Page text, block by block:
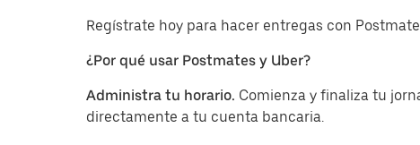
Regístrate hoy para hacer entregas con
¿Por qué usar Postmates y Uber?
Administra tu horario. Comienza y finaliza tu
directamente a tu cuenta bancaria.